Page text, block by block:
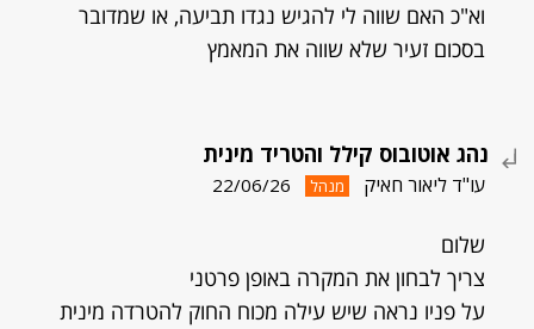
וא"כ האם שווה לי להגיש נגדו תביעה, או שמדובר
בסכום זעיר שלא שווה את המאמץ
נהג אוטובוס קילל והטריד מינית
עו"ד ליאור חאיק מנהל 22/06/26
שלום
צריך לבחון את המקרה באופן פרטני
על פניו נראה שיש עילה מכוח החוק להטרדה מינית